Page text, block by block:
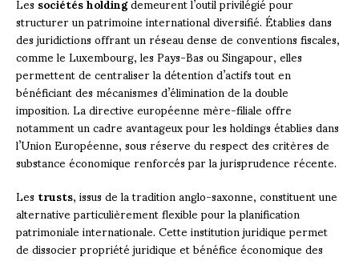
structurer un patrimoine international diversifié. Établies dans
des juridictions offrant un réseau dense de conventions fiscales,
comme le Luxembourg, les Pays-Bas ou Singapour, elles
permettent de centraliser la détention d’actifs tout en
bénéficiant des mécanismes d’élimination de la double
imposition. La directive européenne mère-filiale offre
notamment un cadre avantageux pour les holdings établies dans
l’Union Européenne, sous réserve du respect des critères de
substance économique renforcés par la jurisprudence récente.
Lestrusts, issus de la tradition anglo-saxonne, constituent une
alternative particulièrement flexible pour la planification
patrimoniale internationale. Cette institution juridique permet
de dissocier propriété juridique et bénéfice économique des